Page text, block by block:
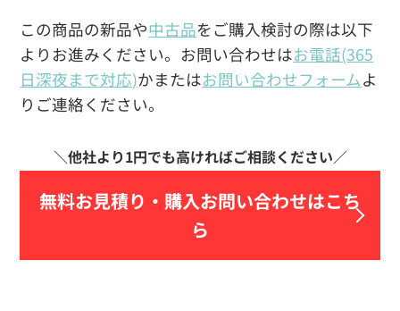
この商品の新品や中古品をご購入検討の際は以下
よりお進みください。お問い合わせはお電話(365
日深夜まで対応)かまたはお問い合わせフォームよ
りご連絡ください。
無料お見積り・ 購入お問い合わせはこち
ら